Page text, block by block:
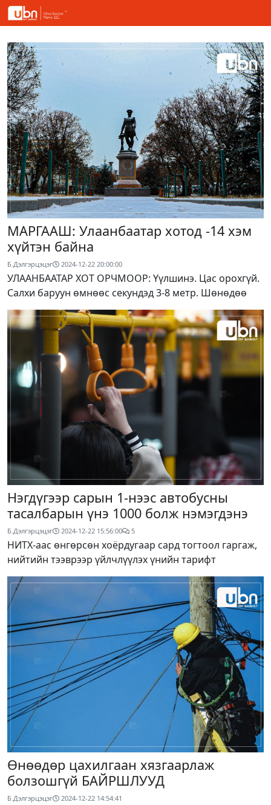
МАРГААШ: Улаанбаатар хотод -14 хэм
хүйтэн байна
Б.Дэлгэрцэцэг 2024-12-22 20:00:00
УЛААНБААТАР ХОТ ОРЧМООР: Үүлшинэ. Цас орохгүй.
Салхи баруун өмнөөс секундэд 3-8 метр. Шөнөдөө
Нэгдүгээр сарын 1-нээс автобусны
тасалбарын үнэ 1000 болж нэмэгдэнэ
Б.Дэлгэрцэцэг 2024-12-22 15:56:00 5
НИТХ-аас өнгөрсөн хоёрдугаар сард тогтоол гаргаж,
нийтийн тээврээр үйлчлүүлэх үнийн тарифт
Өнөөдөр цахилгаан хязгаарлаж
болзошгүй БАЙРШЛУУД
Б.Дэлгэрцэцэг 2024-12-22 14:54:41